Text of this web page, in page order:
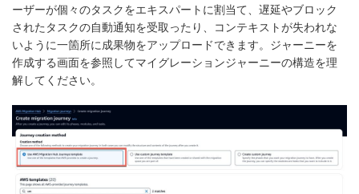
ーザーが個々のタスクをエキスパートに割当て、遅延やブロック
されたタスクの自動通知を受取ったり、コンテキストが失われな
いように一箇所に成果物をアップロードできます。ジャーニーを
作成する画面を参照してマイグレーションジャーニーの構造を理
解してください。